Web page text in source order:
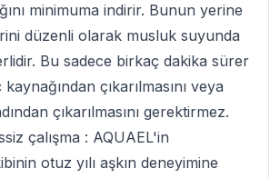
minimuma indirir. Bunun yerine
düzenli olarak musluk suyunda
Bu sadece birkaç dakika sürer
çıkarılmasını veya
çıkarılmasını gerektirmez.
çalışma : AQUAEL'in
otuz yılı aşkın deneyimine